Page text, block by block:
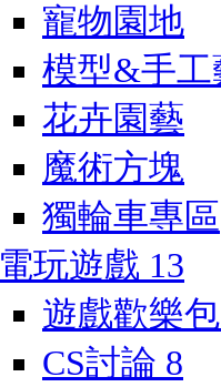
寵物園地
模型&手工
花卉園藝
魔術方塊
獨輪車專區
電玩遊戲 13
遊戲歡樂包
CS討論 8